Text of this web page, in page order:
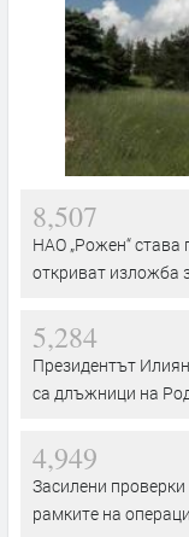
8,507
НАО „Рожен“ става
откриват изложба
5,284
Президентът
са длъжници на
4,949
Засилени
рамките на